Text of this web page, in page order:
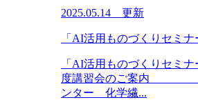
2025.05.14 更新
「AI活用ものづくりセミナ
「AI活用ものづくり
度講習会のご案内 （
ンター 化学繊...